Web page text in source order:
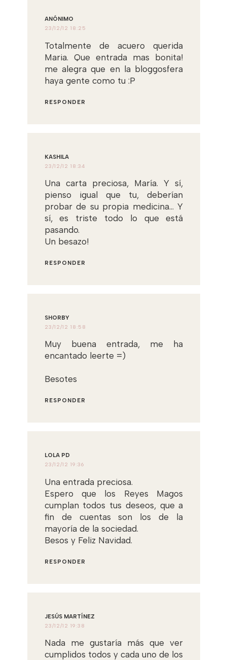
ANÓNIMO
23/12/12 18:25
Totalmente de acuero querida
Maria. Que entrada mas bonita!
me alegra que en la bloggosfera
haya gente como tu :P
RESPONDER
KASHILA
23/12/12 18:34
Una carta preciosa, María. Y sí,
pienso igual que tu, deberían
probar de su propia medicina... Y
sí, es triste todo lo que está
pasando.
Un besazo!
RESPONDER
SHORBY
23/12/12 18:58
Muy buena entrada, me ha
encantado leerte =)
Besotes
RESPONDER
LOLA PD
23/12/12 19:36
Una entrada preciosa.
Espero que los Reyes Magos
cumplan todos tus deseos, que a
fin de cuentas son los de la
mayoría de la sociedad.
Besos y Feliz Navidad.
RESPONDER
JESÚS MARTÍNEZ
23/12/12 19:38
Nada me gustaría más que ver
cumplidos todos y cada uno de los